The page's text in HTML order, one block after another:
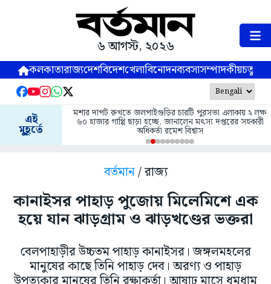
৬ আগস্ট, ২০২৬
কলকাতারাজ্যদেশবিদেশখেলাবিনোদনব্যবসাসম্পাদকীয়
এই
মুহূর্তে
মশার দাপট রুখতে জলপাইগুড়ির চারটি পুরসভা এলাকায় ২ লক্ষ
৬০ হাজার গাপ্পি ছাড়া হচ্ছে, জানালেন মৎস্য দপ্তরের সহকারী
অধিকর্তা রমেশ বিশ্বাস
বর্তমান/ রাজ্য
কানাইসর পাহাড় পুজোয় মিলেমিশে এক
হয়ে যান ঝাড়গ্রাম ও ঝাড়খণ্ডের ভক্তরা
বেলপাহাড়ীর উচ্চতম পাহাড় কানাইসর। জঙ্গলমহলের
মানুষের কাছে তিনি পাহাড় দেব। অরণ্য ও পাহাড়